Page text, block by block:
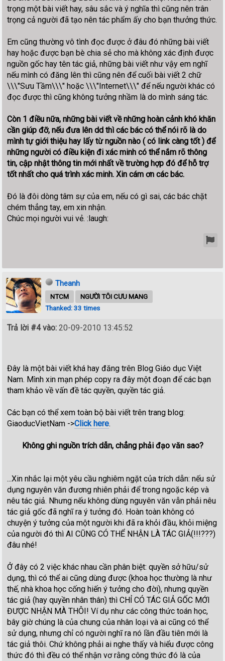
trọng một bài viết hay, sâu sắc và ý nghĩa thì cũng nên trân
trọng cả người đã tạo nên tác phẩm ấy cho bạn thưởng thức.
Em cũng thường vô tình đọc được ở đâu đó những bài viết
hay hoặc được bạn bè chia sẻ cho mà không xác định được
nguồn gốc hay tên tác giả, những bài viết như vậy em nghĩ
nếu mình có đăng lên thì cũng nên để cuối bài viết 2 chữ
\\\"Sưu Tầm\\\" hoặc \\\"Internet\\\" để nếu người khác có
đọc được thì cũng không tưởng nhầm là do mình sáng tác.
Còn 1 điều nữa, những bài viết về những hoàn cảnh khó khăn
cần giúp đỡ, nếu đưa lên dd thì các bác có thể nói rõ là do
mình tự giới thiệu hay lấy từ nguồn nào ( có link càng tốt ) để
những người có điều kiện đi xác minh có thể nắm rõ thông
tin, cập nhật thông tin mới nhất về trường hợp đó để hỗ trợ
tốt nhất cho quá trình xác minh. Xin cám ơn các bác.
Đó là đôi dòng tâm sự của em, nếu có gì sai, các bác chặt
chém thẳng tay, em xin nhận.
Chúc mọi người vui vẻ. :laugh:
Theanh
NTCM
NGƯỜI TÔI CƯU MANG
Thanked: 33 times
Trả lời #4 vào: 20-09-2010 13:45:52
Đây là một bài viết khá hay đăng trên Blog Giáo dục Việt
Nam. Mình xin mạn phép copy ra đây một đoạn để các bạn
tham khảo về vấn đề tác quyền, quyền tác giả.
Các bạn có thể xem toàn bộ bài viết trên trang blog:
GiaoducVietNam ->Click here.
Không ghi nguồn trích dẫn, chẳng phải đạo văn sao?
...Xin nhắc lại một yêu cầu nghiêm ngặt của trích dẫn: nếu sử
dụng nguyên văn đương nhiên phải để trong ngoặc kép và
nêu tác giả. Nhưng nếu không dùng nguyên văn vẫn phải nêu
tác giả gốc đã nghĩ ra ý tưởng đó. Hoàn toàn không có
chuyện ý tưởng của một người khi đã ra khỏi đầu, khỏi miệng
của người đó thì AI CŨNG CÓ THỂ NHẬN LÀ TÁC GIẢ(!!!???)
đâu nhé!
Ở đây có 2 việc khác nhau cần phân biệt: quyền sở hữu/sử
dụng, thì có thể ai cũng dùng được (khoa học thường là như
thế, nhà khoa học cống hiến ý tưởng cho đời), nhưng quyền
tác giả (hay quyền nhân thân) thì CHỈ CÓ TÁC GIẢ GỐC MỚI
ĐƯỢC NHẬN MÀ THÔI! Ví dụ như các công thức toán học,
bây giờ chúng là của chung của nhân loại và ai cũng có thể
sử dụng, nhưng chỉ có người nghĩ ra nó lần đầu tiên mới là
tác giả thôi. Chứ không phải ai nghe thấy và hiểu được công
thức đó thì đều có thể nhận vơ rằng công thức đó là của